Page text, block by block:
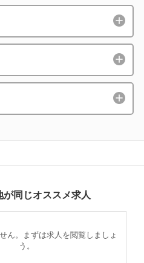
が同じオススメ求人
ん。まずは求人を閲覧しましょ
う。